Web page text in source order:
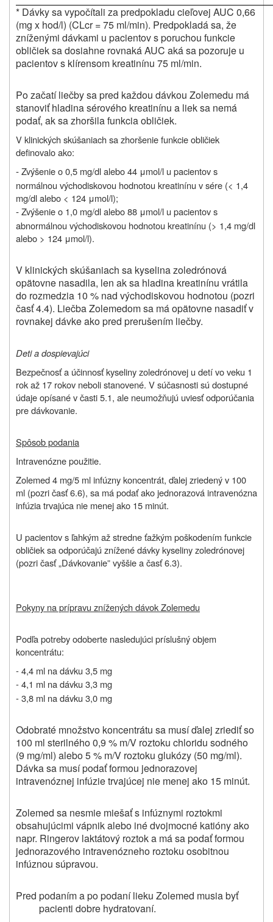
* Dávky sa vypočítali za predpokladu cieľovej AUC 0,66
(mg x hod/l) (CLcr = 75 ml/min). Predpokladá sa, že
zníženými dávkami u pacientov s poruchou funkcie
obličiek sa dosiahne rovnaká AUC aká sa pozoruje u
pacientov s klírensom kreatinínu 75 ml/min.
Po začatí liečby sa pred každou dávkou Zolemedu má
stanoviť hladina sérového kreatinínu a liek sa nemá
podať, ak sa zhoršila funkcia obličiek.
V klinických skúšaniach sa zhoršenie funkcie obličiek
definovalo ako:
- Zvýšenie o 0,5 mg/dl alebo 44 μmol/l u pacientov s
normálnou východiskovou hodnotou kreatinínu v sére (< 1,4
mg/dl alebo < 124 μmol/l);
- Zvýšenie o 1,0 mg/dl alebo 88 μmol/l u pacientov s
abnormálnou východiskovou hodnotou kreatinínu (> 1,4 mg/dl
alebo > 124 μmol/l).
V klinických skúšaniach sa kyselina zoledrónová
opätovne nasadila, len ak sa hladina kreatinínu vrátila
do rozmedzia 10 % nad východiskovou hodnotou (pozri
časť 4.4). LiečbaZolemedom sa má opätovne nasadiť v
rovnakej dávke ako pred prerušením liečby.
Deti a dospievajúci
Bezpečnosť a účinnosť kyseliny zoledrónovej u detí vo veku 1
rok až 17 rokov neboli stanovené. V súčasnosti sú dostupné
údaje opísané v časti 5.1, ale neumožňujú uviesť odporúčania
pre dávkovanie.
Spôsob podania
Intravenózne použitie.
Zolemed 4 mg/5 ml infúzny koncentrát, ďalej zriedený v 100
ml (pozri časť 6.6), sa má podať ako jednorazová intravenózna
infúzia trvajúca nie menej ako 15 minút.
U pacientov s ľahkým až stredne ťažkým poškodením funkcie
obličiek sa odporúčajú znížené dávky kyseliny zoledrónovej
(pozri časť „Dávkovanie” vyššie a časť 6.3).
Pokyny na prípravu znížených dávok Zolemedu
Podľa potreby odoberte nasledujúci príslušný objem
koncentrátu:
- 4,4 ml na dávku 3,5 mg
- 4,1 ml na dávku 3,3 mg
- 3,8 ml na dávku 3,0 mg
Odobraté množstvo koncentrátu sa musí ďalej zriediť so
100 ml sterilného 0,9 % m/V roztoku chloridu sodného
(9 mg/ml) alebo 5 % m/V roztoku glukózy (50 mg/ml).
Dávka sa musí podať formou jednorazovej
intravenóznej infúzie trvajúcej nie menej ako 15 minút.
Zolemed sa nesmie miešať s infúznymi roztokmi
obsahujúcimi vápnik alebo iné dvojmocné katióny ako
napr. Ringerov laktátový roztok a má sa podať formou
jednorazového intravenózneho roztoku osobitnou
infúznou súpravou.
Pred podaním a po podaní lieku Zolemed musia byť
pacienti dobre hydratovaní.